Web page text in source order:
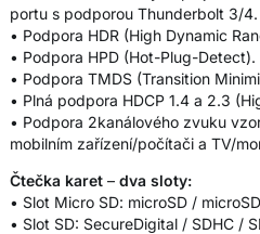
portu s podporou Thunderbolt 3/
• Podpora HDR (High Dynamic
• Podpora HPD (Hot-Plug-Detect).
• Podpora TMDS (Transition
• Plná podpora HDCP 1.4 a 2.3
• Podpora 2kanálového zvuku
mobilním zařízení/počítači a TV/
Čtečka karet – dva sloty:
• Slot Micro SD: microSD /
• Slot SD: SecureDigital / SDHC /